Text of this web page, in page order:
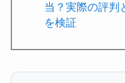
当？実際の評判
を検証